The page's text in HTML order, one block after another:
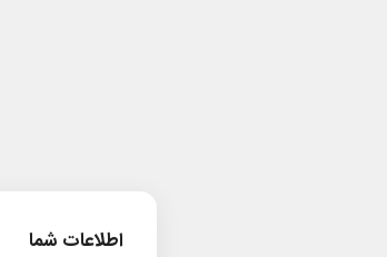
اطلاعات شما